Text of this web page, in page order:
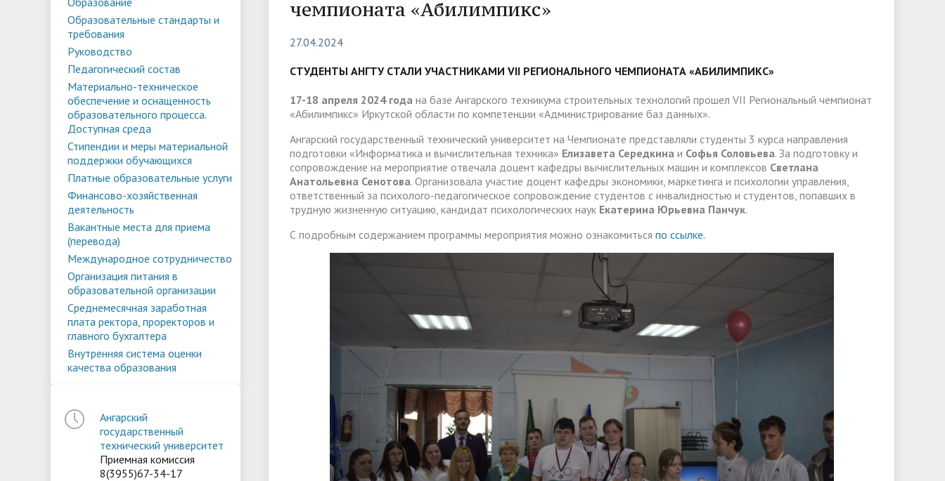
Материально-техническое
обеспечение и оснащенность
образовательного процесса.
Доступная среда
поддержки обучающихся
Вакантные места для приема
(перевода)
Международное сотрудничество
Организация питания в
образовательной организации
Среднемесячная заработная плата
ректора, проректоров и главного
бухгалтера
качества образования
Конкурсы и вакансии
трудоустройству
Проекты, гранты и конкурсы
Меры противодействия коррупции Воспитательная работа
Международное сотрудничество
Условия обучения инвалидов и лиц
с ОВЗ
Обращения граждан и организаций
в форме электронного документа в
ФГБОУ ВО "АнГТУ"
Общежитие
Информационная поддержка
сотрудников и обучающихся по
вопросам коронавирусной
инфекции и организации
дистанционного обучения
Патриотический клуб ФГБОУ ВО
«АнГТУ»
Личный прием граждан «Стартап как диплом»
Конкурсные списки
Особенности приема по отдельной
квоте
Белгородской, Курской и Брянской
Запорожской области и
Херсонской области
Списки зачисленных
"Студенческое" разрешение на
временное проживание для
иностранцев
Для поступающих на целевое
обучение
Дополнительный прием
Образовательные стандарты и
требования
Руководство
Педагогический состав
Материально-техническое
обеспечение и оснащенность
образовательного процесса.
Доступная среда
Стипендии и меры материальной
поддержки обучающихся
Платные образовательные услуги
Финансово-хозяйственная
деятельность
Вакантные места для приема
(перевода)
Международное сотрудничество
Организация питания в
образовательной организации
Среднемесячная заработная
плата ректора, проректоров и
главного бухгалтера
Внутренняя система оценки
качества образования
Ангарский
государственный
технический университет
Приемная комиссия
8(3955)67-34-17
чемпионата «Абилимпикс»
27.04.2024
СТУДЕНТЫ АНГТУ СТАЛИ УЧАСТНИКАМИ VII РЕГИОНАЛЬНОГО ЧЕМПИОНАТА «АБИЛИМПИКС»
17-18 апреля 2024 года на базе Ангарского техникума строительных технологий прошел VII Региональный чемпионат
«Абилимпикс» Иркутской области по компетенции «Администрирование баз данных».
Ангарский государственный технический университет на Чемпионате представляли студенты 3 курса направления
подготовки «Информатика и вычислительная техника» Елизавета Середкина и Софья Соловьева. За подготовку и
сопровождение на мероприятие отвечала доцент кафедры вычислительных машин и комплексов Светлана
Анатольевна Сенотова. Организовала участие доцент кафедры экономики, маркетинга и психологии управления,
ответственный за психолого-педагогическое сопровождение студентов с инвалидностью и студентов, попавших в
трудную жизненную ситуацию, кандидат психологических наук Екатерина Юрьевна Панчук.
С подробным содержанием программы мероприятия можно ознакомиться по ссылке.